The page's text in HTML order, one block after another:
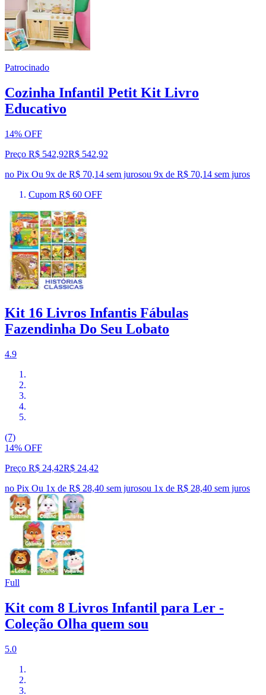
Patrocinado
Cozinha Infantil Petit Kit Livro
Educativo
14% OFF
Preço R$ 542,92R$ 542,92
no Pix Ou 9x de R$ 70,14 sem jurosou 9x de R$ 70,14 sem juros
Cupom R$ 60 OFF
Kit 16 Livros Infantis Fábulas
Fazendinha Do Seu Lobato
4.9
(7)
14% OFF
Preço R$ 24,42R$ 24,42
no Pix Ou 1x de R$ 28,40 sem jurosou 1x de R$ 28,40 sem juros
Full
Kit com 8 Livros Infantil para Ler -
Coleção Olha quem sou
5.0